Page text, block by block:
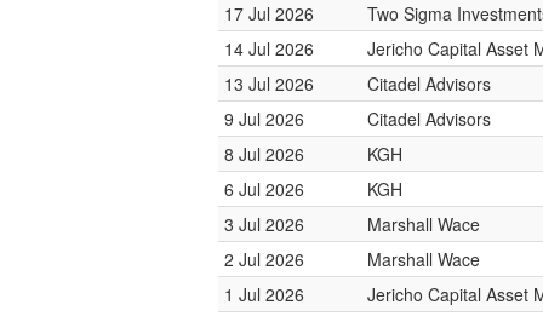
17 Jul 2026
Two Sigma
14 Jul 2026
Jericho Capital Asset
13 Jul 2026
Citadel Advisors
9 Jul 2026
Citadel Advisors
8 Jul 2026
KGH
6 Jul 2026
KGH
3 Jul 2026
Marshall Wace
2 Jul 2026
Marshall Wace
1 Jul 2026
Jericho Capital Asset